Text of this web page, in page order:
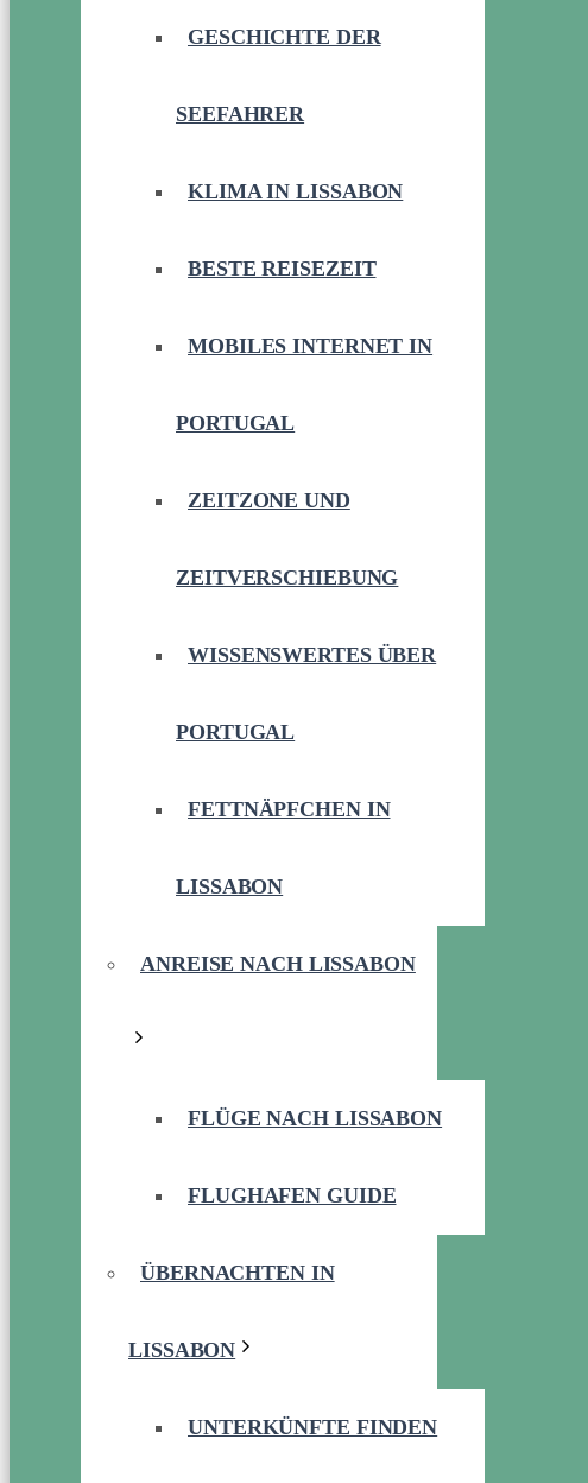
GESCHICHTE DER
SEEFAHRER
KLIMA IN LISSABON
BESTE REISEZEIT
MOBILES INTERNET IN
PORTUGAL
ZEITZONE UND
ZEITVERSCHIEBUNG
WISSENSWERTES ÜBER
PORTUGAL
FETTNÄPFCHEN IN
LISSABON
ANREISE NACH LISSABON
FLÜGE NACH LISSABON
FLUGHAFEN GUIDE
ÜBERNACHTEN IN
LISSABON
UNTERKÜNFTE FINDEN